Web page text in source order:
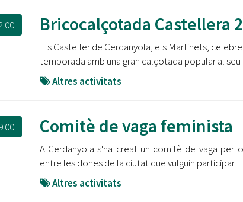
L’Ajuntament reparteix ulleres gratuïtes per veure
l'eclipsi solar
Bricocalçotada Castellera
Els Casteller de Cerdanyola, els Martinets,
temporada amb una gran calçotada popular al seu
Altres activitats
Comitè de vaga feminista
A Cerdanyola s'ha creat un comitè de vaga per
entre les dones de la ciutat que vulguin participar.
Altres activitats